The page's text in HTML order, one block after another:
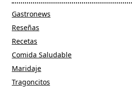
Gastronews
Reseñas
Recetas
Comida Saludable
Maridaje
Tragoncitos